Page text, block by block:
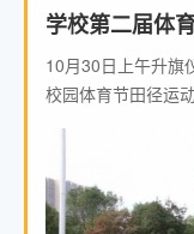
学校第二届体
10月30日上午升旗
校园体育节田径运
校行政领导出席了